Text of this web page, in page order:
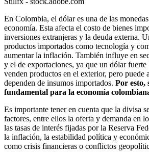
En Colombia, el dólar es una de las
economía. Esta afecta el costo de bienes
inversiones extranjeras y la deuda externa.
productos importados como tecnología y
aumentar la inflación. También influye en
y el de exportaciones, ya que un dólar fuerte
venden productos en el exterior, pero puede
dependen de insumos importados. Por esto,
fundamental para la economía
Es importante tener en cuenta que la divisa
factores, entre ellos la oferta y demanda en
las tasas de interés fijadas por la Reserva
la inflación, la estabilidad política y
como crisis financieras o conflictos